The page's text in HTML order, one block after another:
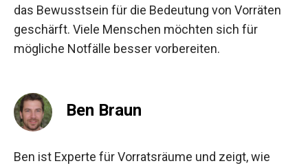
das Bewusstsein für die Bedeutung von Vorräten
geschärft. Viele Menschen möchten sich für
mögliche Notfälle besser vorbereiten.
Ben Braun
Ben ist Experte für Vorratsräume und zeigt, wie